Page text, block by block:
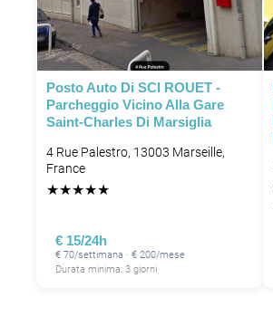
Posto Auto Di SCI ROUET -
Parcheggio Vicino Alla Gare
Saint-Charles Di Marsiglia
4 Rue Palestro, 13003 Marseille,
France
★★★★★
€ 15/24h
€ 70/settimana · € 200/mese
Durata minima: 3 giorni